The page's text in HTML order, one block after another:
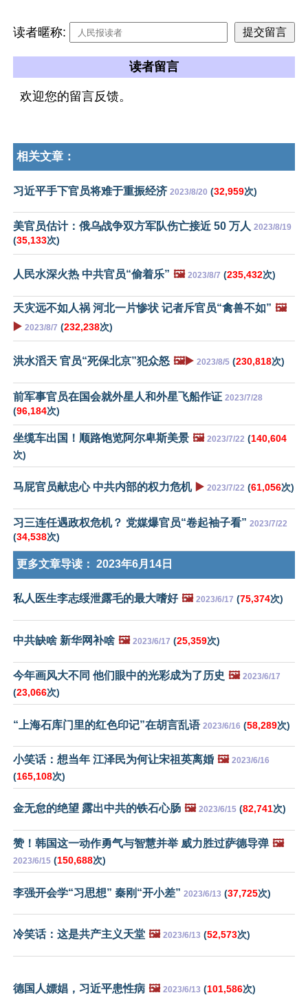
读者暱称:
读者留言
欢迎您的留言反馈。
相关文章：
习近平手下官员将难于重振经济 2023/8/20 (32,959次)
美官员估计：俄乌战争双方军队伤亡接近 50 万人 2023/8/19
(35,133次)
人民水深火热 中共官员“偷着乐” 🖼️ 2023/8/7 (235,432次)
天灾远不如人祸 河北一片惨状 记者斥官员“禽兽不如” 🖼️
▶️ 2023/8/7 (232,238次)
洪水滔天 官员“死保北京”犯众怒 🖼️▶️ 2023/8/5 (230,818次)
前军事官员在国会就外星人和外星飞船作证 2023/7/28
(96,184次)
坐缆车出国！顺路饱览阿尔卑斯美景 🖼️ 2023/7/22 (140,604
次)
马屁官员献忠心 中共内部的权力危机 ▶️ 2023/7/22 (61,056次)
习三连任遇政权危机？ 党媒爆官员“卷起袖子看” 2023/7/22
(34,538次)
更多文章导读： 2023年6月14日
私人医生李志绥泄露毛的最大嗜好 🖼️ 2023/6/17 (75,374次)
中共缺啥 新华网补啥 🖼️ 2023/6/17 (25,359次)
今年画风大不同 他们眼中的光彩成为了历史 🖼️ 2023/6/17
(23,066次)
“上海石库门里的红色印记”在胡言乱语 2023/6/16 (58,289次)
小笑话：想当年 江泽民为何让宋祖英离婚 🖼️ 2023/6/16
(165,108次)
金无怠的绝望 露出中共的铁石心肠 🖼️ 2023/6/15 (82,741次)
赞！韩国这一动作勇气与智慧并举 威力胜过萨德导弹 🖼️
2023/6/15 (150,688次)
李强开会学“习思想” 秦刚“开小差” 2023/6/13 (37,725次)
冷笑话：这是共产主义天堂 🖼️ 2023/6/13 (52,573次)
德国人嫖娼，习近平患性病 🖼️ 2023/6/13 (101,586次)